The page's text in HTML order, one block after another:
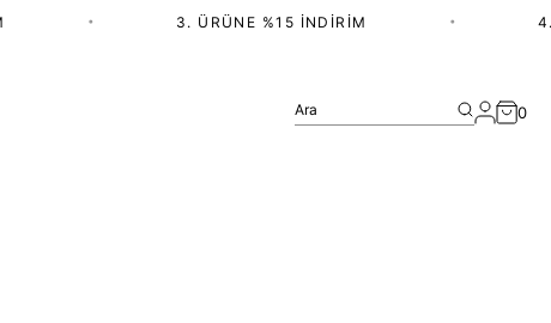
3. ÜRÜNE %15 İNDIRIM
Ara 0